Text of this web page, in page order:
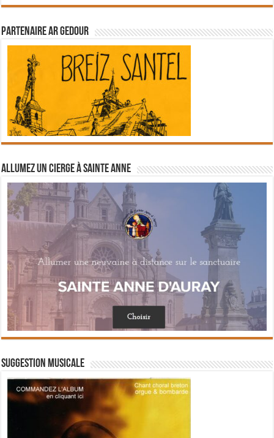
Partenaire Ar Gedour
Allumez un cierge à Sainte Anne
Suggestion musicale